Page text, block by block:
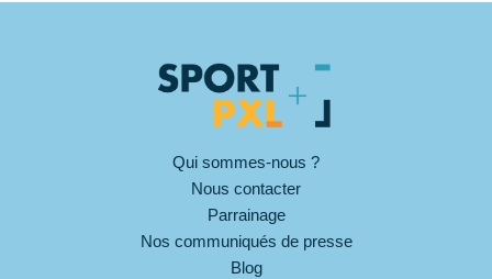
Qui sommes-nous ?
Nous contacter
Parrainage
Nos communiqués de presse
Blog